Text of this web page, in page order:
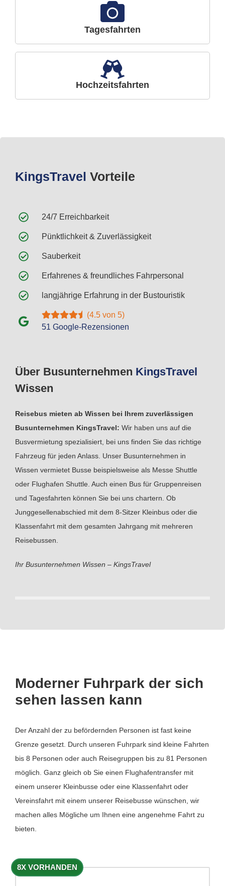
Tagesfahrten
Hochzeitsfahrten
Über Busunternehmen KingsTravel
Wissen
Reisebus mieten ab Wissen bei Ihrem zuverlässigen
Busunternehmen KingsTravel: Wir haben uns auf die
Busvermietung spezialisiert, bei uns finden Sie das richtige
Fahrzeug für jeden Anlass. Unser Busunternehmen in
Wissen vermietet Busse beispielsweise als Messe Shuttle
oder Flughafen Shuttle. Auch einen Bus für Gruppenreisen
und Tagesfahrten können Sie bei uns chartern. Ob
Junggesellenabschied mit dem 8-Sitzer Kleinbus oder die
Klassenfahrt mit dem gesamten Jahrgang mit mehreren
Reisebussen.
Ihr Busunternehmen Wissen – KingsTravel
KingsTravel Vorteile
24/7 Erreichbarkeit
Pünktlichkeit & Zuverlässigkeit
Sauberkeit
Erfahrenes & freundliches Fahrpersonal
langjährige Erfahrung in der Bustouristik
(4.5 von 5)
51 Google-Rezensionen
Moderner Fuhrpark der sich
sehen lassen kann
Der Anzahl der zu befördernden Personen ist fast keine
Grenze gesetzt. Durch unseren Fuhrpark sind kleine Fahrten
bis 8 Personen oder auch Reisegruppen bis zu 81 Personen
möglich. Ganz gleich ob Sie einen Flughafentransfer mit
einem unserer Kleinbusse oder eine Klassenfahrt oder
Vereinsfahrt mit einem unserer Reisebusse wünschen, wir
machen alles Mögliche um Ihnen eine angenehme Fahrt zu
bieten.
8X VORHANDEN